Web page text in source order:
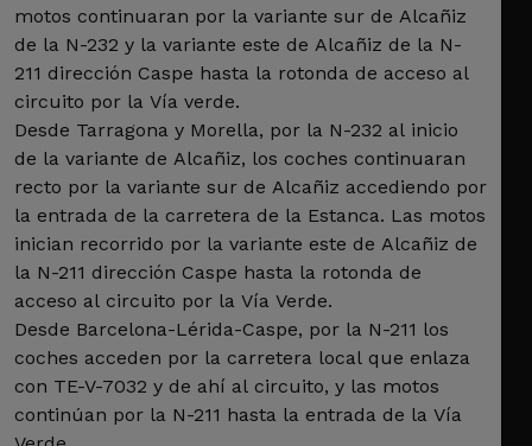
motos continuaran por la variante sur de Alcañiz
de la N-232 y la variante este de Alcañiz de la N-
211 dirección Caspe hasta la rotonda de acceso al
circuito por la Vía verde.
Desde Tarragona y Morella, por la N-232 al inicio
de la variante de Alcañiz, los coches continuaran
recto por la variante sur de Alcañiz accediendo por
la entrada de la carretera de la Estanca. Las motos
inician recorrido por la variante este de Alcañiz de
la N-211 dirección Caspe hasta la rotonda de
acceso al circuito por la Vía Verde.
Desde Barcelona-Lérida-Caspe, por la N-211 los
coches acceden por la carretera local que enlaza
con TE-V-7032 y de ahí al circuito, y las motos
continúan por la N-211 hasta la entrada de la Vía